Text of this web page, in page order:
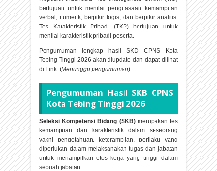
bertujuan untuk menilai penguasaan kemampuan
verbal, numerik, berpikir logis, dan berpikir analitis.
Tes Karakteristik Pribadi (TKP) bertujuan untuk
menilai karakteristik pribadi peserta.
Pengumuman lengkap hasil SKD CPNS Kota
Tebing Tinggi 2026 akan diupdate dan dapat dilihat
di Link: (Menunggu pengumuman).
Pengumuman Hasil SKB CPNS
Kota Tebing Tinggi 2026
Seleksi Kompetensi Bidang (SKB)merupakan tes
kemampuan dan karakteristik dalam seseorang
yakni pengetahuan, keterampilan, perilaku yang
diperlukan dalam melaksanakan tugas dan jabatan
untuk menampilkan etos kerja yang tinggi dalam
sebuah jabatan.